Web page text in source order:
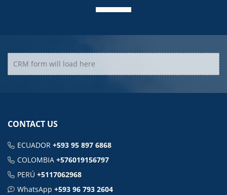
CRM form will load here
CONTACT US
ECUADOR +593 95 897 6868
COLOMBIA +576019156797
PERÚ +5117062968
WhatsApp +593 96 793 2604